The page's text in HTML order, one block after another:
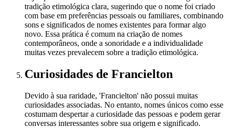
tradição etimológica clara, sugerindo que o nome foi criado
com base em preferências pessoais ou familiares, combinando
sons e significados de nomes existentes para formar algo
novo. Essa prática é comum na criação de nomes
contemporâneos, onde a sonoridade e a individualidade
muitas vezes prevalecem sobre a tradição etimológica.
Curiosidades de Francielton
Devido à sua raridade, 'Francielton' não possui muitas
curiosidades associadas. No entanto, nomes únicos como esse
costumam despertar a curiosidade das pessoas e podem gerar
conversas interessantes sobre sua origem e significado.